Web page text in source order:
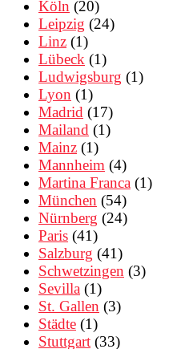
Köln (20)
Leipzig (24)
Linz (1)
Lübeck (1)
Ludwigsburg (1)
Lyon (1)
Madrid (17)
Mailand (1)
Mainz (1)
Mannheim (4)
Martina Franca (1)
München (54)
Nürnberg (24)
Paris (41)
Salzburg (41)
Schwetzingen (3)
Sevilla (1)
St. Gallen (3)
Städte (1)
Stuttgart (33)